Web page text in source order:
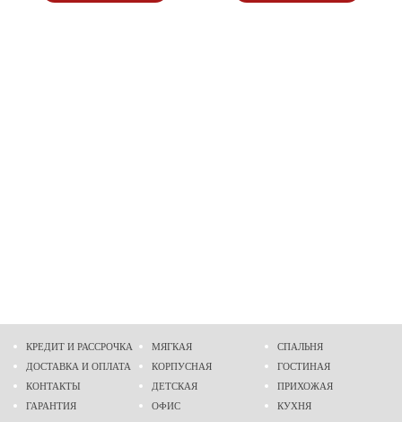
КРЕДИТ И РАССРОЧКА
ДОСТАВКА И ОПЛАТА
КОНТАКТЫ
ГАРАНТИЯ
МЯГКАЯ
КОРПУСНАЯ
ДЕТСКАЯ
ОФИС
СПАЛЬНЯ
ГОСТИНАЯ
ПРИХОЖАЯ
КУХНЯ